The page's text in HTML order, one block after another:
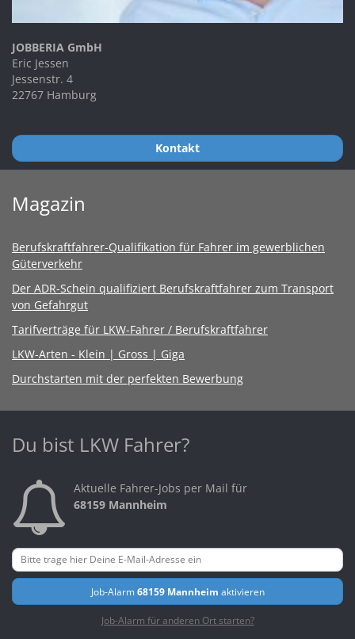
JOBBERIA GmbH
Eric Jessen
Jessenstr. 4
22767 Hamburg
Kontakt
Magazin
Berufskraftfahrer-Qualifikation für Fahrer im gewerblichen
Güterverkehr
Der ADR-Schein qualifiziert Berufskraftfahrer zum Transport
von Gefahrgut
Tarifverträge für LKW-Fahrer / Berufskraftfahrer
LKW-Arten - Klein | Gross | Giga
Durchstarten mit der perfekten Bewerbung
Du bist LKW Fahrer?
Aktuelle Fahrer-Jobs per Mail für
68159 Mannheim
Job-Alarm68159 Mannheim aktivieren
Job-Alarm für anderen Ort starten?